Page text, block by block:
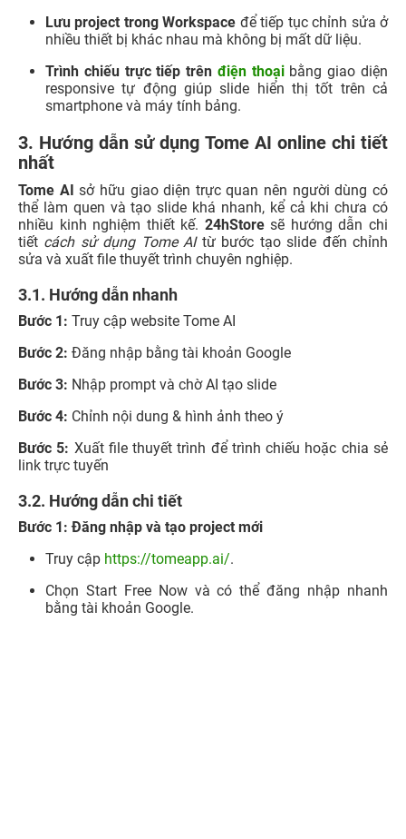
Lưu project trong Workspace để tiếp tục chỉnh sửa ở
nhiều thiết bị khác nhau mà không bị mất dữ liệu.
Trình chiếu trực tiếp trên điện thoạibằng giao diện
responsive tự động giúp slide hiển thị tốt trên cả
smartphone và máy tính bảng.
3. Hướng dẫn sử dụng Tome AI online chi tiết
nhất
Tome AI sở hữu giao diện trực quan nên người dùng có
thể làm quen và tạo slide khá nhanh, kể cả khi chưa có
nhiều kinh nghiệm thiết kế. 24hStoresẽ hướng dẫn chi
tiết cách sử dụng Tome AItừ bước tạo slide đến chỉnh
sửa và xuất file thuyết trình chuyên nghiệp.
3.1. Hướng dẫn nhanh
Bước 1: Truy cập website Tome AI
Bước 2: Đăng nhập bằng tài khoản Google
Bước 3: Nhập prompt và chờ AI tạo slide
Bước 4: Chỉnh nội dung & hình ảnh theo ý
Bước 5: Xuất file thuyết trình để trình chiếu hoặc chia sẻ
link trực tuyến
3.2. Hướng dẫn chi tiết
Bước 1: Đăng nhập và tạo project mới
Truy cập https://tomeapp.ai/.
Chọn Start Free Now và có thể đăng nhập nhanh
bằng tài khoản Google.